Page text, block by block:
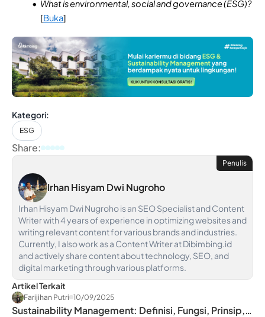
What is environmental, social and governance (ESG)?
[Buka]
Kategori:
ESG
Share:
Penulis
Irhan Hisyam Dwi Nugroho
Irhan Hisyam Dwi Nugroho is an SEO Specialist and Content
Writer with 4 years of experience in optimizing websites and
writing relevant content for various brands and industries.
Currently, I also work as a Content Writer at Dibimbing.id
and actively share content about technology, SEO, and
digital marketing through various platforms.
Artikel Terkait
Farijihan Putri 10/09/2025
Sustainability Management: Definisi, Fungsi, Prinsip,